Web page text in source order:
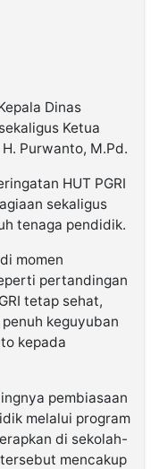
Dinas
Ketua
Purwanto, M.Pd.
HUT PGRI
sekaligus
tenaga pendidik.
momen
pertandingan
tetap sehat,
keguyuban
kepada
pembiasaan
melalui program
di sekolah-
mencakup